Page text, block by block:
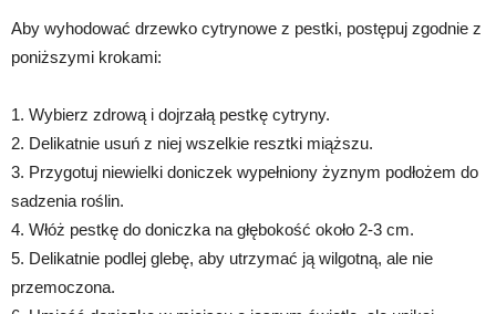
Aby wyhodować drzewko cytrynowe z pestki, postępuj zgodnie z
poniższymi krokami:
1. Wybierz zdrową i dojrzałą pestkę cytryny.
2. Delikatnie usuń z niej wszelkie resztki miąższu.
3. Przygotuj niewielki doniczek wypełniony żyznym podłożem do
sadzenia roślin.
4. Włóż pestkę do doniczka na głębokość około 2-3 cm.
5. Delikatnie podlej glebę, aby utrzymać ją wilgotną, ale nie
przemoczona.